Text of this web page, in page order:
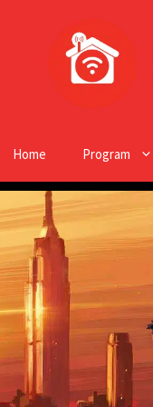
Home Program